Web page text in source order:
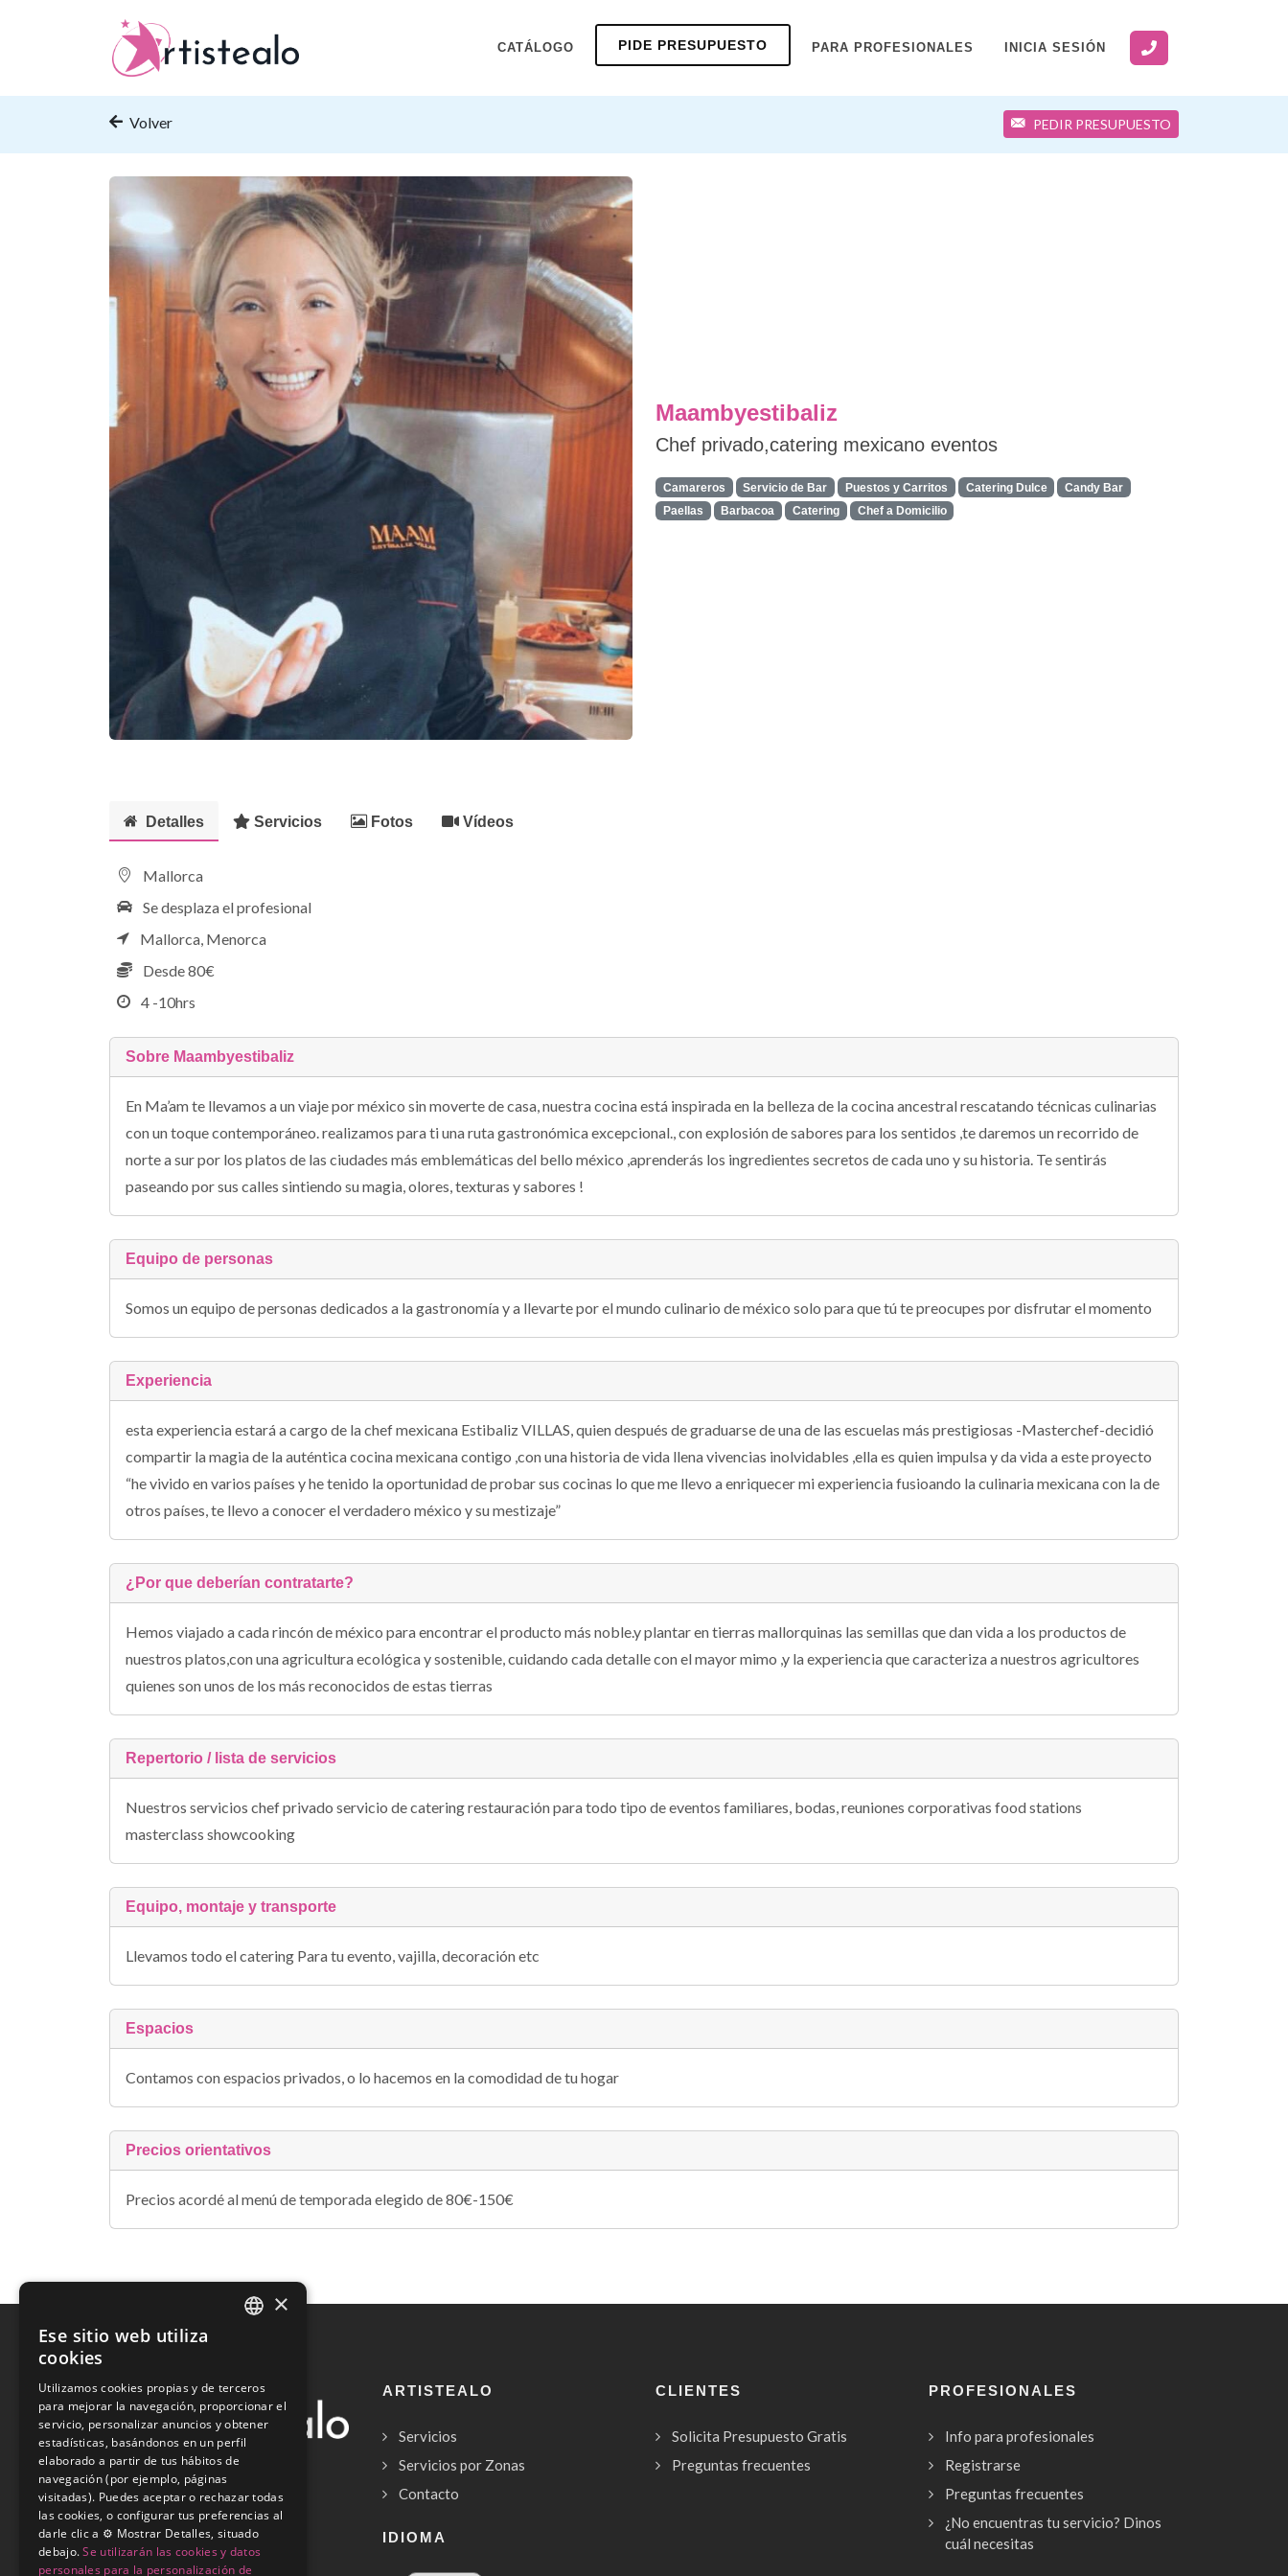
CATÁLOGO PIDE PRESUPUESTO PARA PROFESIONALES INICIA SESIÓN
Volver PEDIR PRESUPUESTO
Maambyestibaliz
Chef privado,catering mexicano eventos
Camareros Servicio de Bar Puestos y Carritos Catering Dulce
Candy Bar
Paellas
Barbacoa Catering Chef a Domicilio
Detalles Servicios Fotos Vídeos
Mallorca
Se desplaza el profesional
Mallorca, Menorca
Desde 80€
4 -10hrs
Sobre Maambyestibaliz
En Ma’am te llevamos a un viaje por méxico sin moverte de casa, nuestra cocina está inspirada en la belleza de la cocina ancestral rescatando técnicas culinarias
con un toque contemporáneo. realizamos para ti una ruta gastronómica excepcional., con explosión de sabores para los sentidos ,te daremos un recorrido de
norte a sur por los platos de las ciudades más emblemáticas del bello méxico ,aprenderás los ingredientes secretos de cada uno y su historia. Te sentirás
paseando por sus calles sintiendo su magia, olores, texturas y sabores !
Equipo de personas
Somos un equipo de personas dedicados a la gastronomía y a llevarte por el mundo culinario de méxico solo para que tú te preocupes por disfrutar el momento
Experiencia
esta experiencia estará a cargo de la chef mexicana Estibaliz VILLAS, quien después de graduarse de una de las escuelas más prestigiosas -Masterchef-decidió
compartir la magia de la auténtica cocina mexicana contigo ,con una historia de vida llena vivencias inolvidables ,ella es quien impulsa y da vida a este proyecto
“he vivido en varios países y he tenido la oportunidad de probar sus cocinas lo que me llevo a enriquecer mi experiencia fusioando la culinaria mexicana con la de
otros países, te llevo a conocer el verdadero méxico y su mestizaje”
¿Por que deberían contratarte?
Hemos viajado a cada rincón de méxico para encontrar el producto más noble.y plantar en tierras mallorquinas las semillas que dan vida a los productos de
nuestros platos,con una agricultura ecológica y sostenible, cuidando cada detalle con el mayor mimo ,y la experiencia que caracteriza a nuestros agricultores
quienes son unos de los más reconocidos de estas tierras
Repertorio / lista de servicios
Nuestros servicios chef privado servicio de catering restauración para todo tipo de eventos familiares, bodas, reuniones corporativas food stations
masterclass showcooking
Equipo, montaje y transporte
Llevamos todo el catering Para tu evento, vajilla, decoración etc
Espacios
Contamos con espacios privados, o lo hacemos en la comodidad de tu hogar
Precios orientativos
Precios acordé al menú de temporada elegido de 80€-150€
Copyrights © 2026
ARTISTEALO
Servicios
Servicios por Zonas
Contacto
IDIOMA
CLIENTES
Solicita Presupuesto Gratis
Preguntas frecuentes
PROFESIONALES
Info para profesionales
Registrarse
Preguntas frecuentes
¿No encuentras tu servicio? Dinos
cuál necesitas
×
Ese sitio web utiliza
cookies
Utilizamos cookies propias y de terceros
para mejorar la navegación, proporcionar el
servicio, personalizar anuncios y obtener
estadísticas, basándonos en un perfil
elaborado a partir de tus hábitos de
navegación (por ejemplo, páginas
visitadas). Puedes aceptar o rechazar todas
las cookies, o configurar tus preferencias al
darle clic a ⚙️ Mostrar Detalles, situado
debajo.Se utilizarán las cookies y datos
personales para la personalización de